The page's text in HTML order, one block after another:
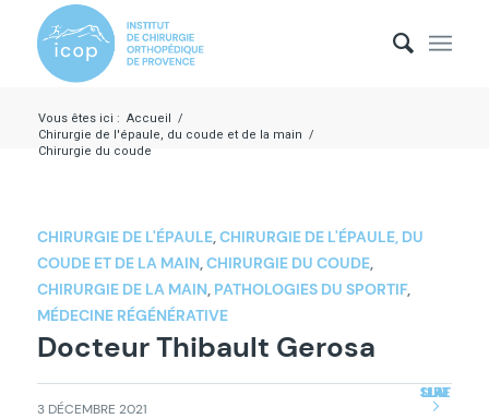
Vous êtes ici : Accueil /
Chirurgie de l'épaule, du coude et de la main /
Chirurgie du coude
CHIRURGIE DE L'ÉPAULE,CHIRURGIE DE L'ÉPAULE, DU
COUDE ET DE LA MAIN,CHIRURGIE DU COUDE,
CHIRURGIE DE LA MAIN, PATHOLOGIES DU SPORTIF,
MÉDECINE RÉGÉNÉRATIVE
Docteur Thibault Gerosa
3 DÉCEMBRE 2021
LIRE LA SUITE